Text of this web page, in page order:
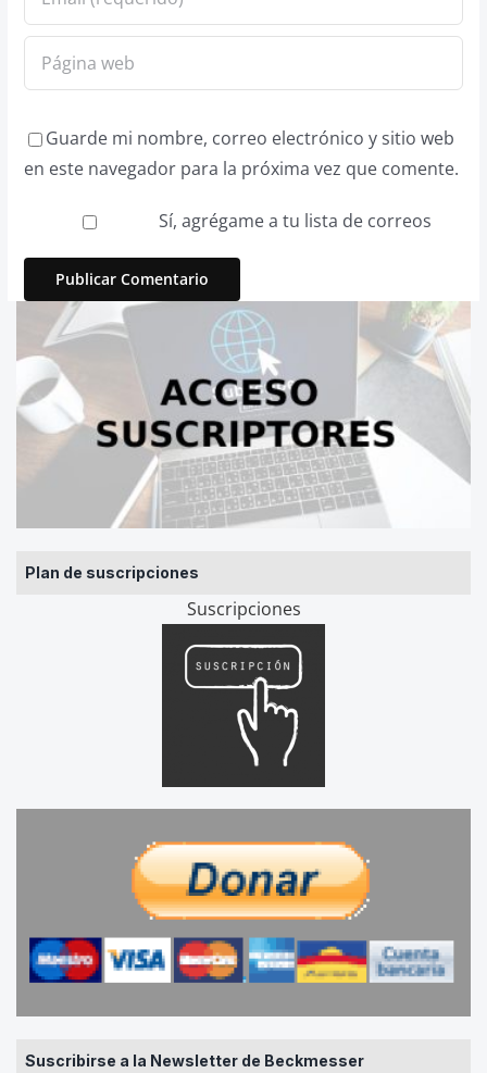
Plan de suscripciones
Suscripciones
Suscribirse a la Newsletter de Beckmesser
Guarde mi nombre, correo electrónico y sitio web
en este navegador para la próxima vez que comente.
Sí, agrégame a tu lista de correos